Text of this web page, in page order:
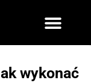
wykonać